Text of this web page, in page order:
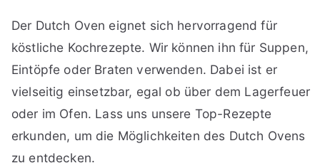
Der Dutch Oven eignet sich hervorragend für
köstliche Kochrezepte. Wir können ihn für Suppen,
Eintöpfe oder Braten verwenden. Dabei ist er
vielseitig einsetzbar, egal ob über dem Lagerfeuer
oder im Ofen. Lass uns unsere Top-Rezepte
erkunden, um die Möglichkeiten des Dutch Ovens
zu entdecken.